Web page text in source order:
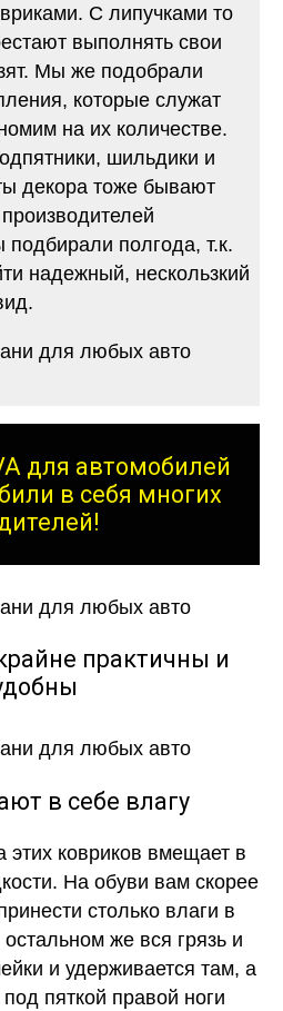
С липучками то
выполнять свои
Мы же подобрали
которые служат
на их количестве.
шильдики и
декора тоже бывают
подбирали полгода, т.к.
надежный, нескользкий
для автомобилей
в себя многих
практичны и
в себе влагу
этих ковриков вмещает в
На обуви вам скорее
столько влаги в
же вся грязь и
и удерживается там, а
пяткой правой ноги